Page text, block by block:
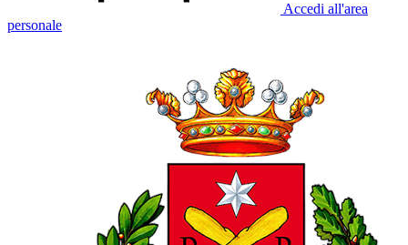
Accedi all'area
personale